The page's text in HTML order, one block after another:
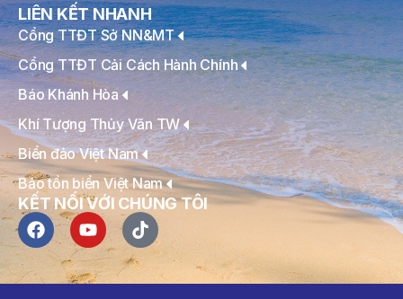
LIÊN KẾT NHANH
Cổng TTĐT Sở NN&MT
Cổng TTĐT Cải Cách Hành Chính
Báo Khánh Hòa
Khí Tượng Thủy Văn TW
Biển đảo Việt Nam
Bảo tồn biển Việt Nam
KẾT NỐI VỚI CHÚNG TÔI